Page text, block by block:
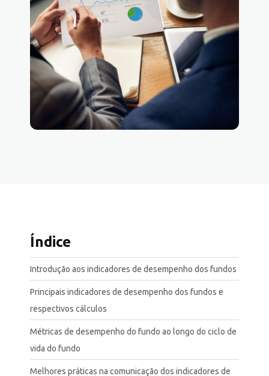
Índice
Introdução aos indicadores de desempenho dos fundos
Principais indicadores de desempenho dos fundos e
respectivos cálculos
Métricas de desempenho do fundo ao longo do ciclo de
vida do fundo
Melhores práticas na comunicação dos indicadores de